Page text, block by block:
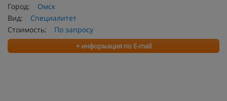
Город:
Омск
Вид:
Специалитет
Стоимость:
По запросу
+ информация по E-mail